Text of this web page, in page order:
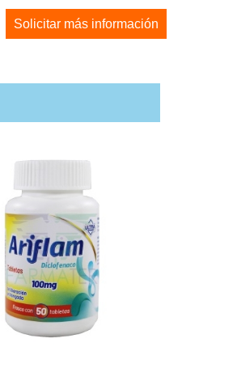
Solicitar más información